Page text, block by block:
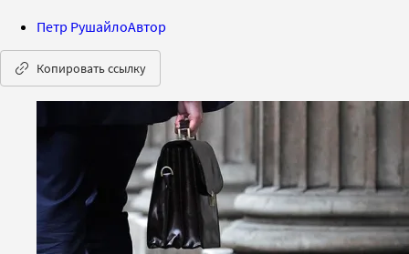
Петр РушайлоАвтор
Копировать ссылку